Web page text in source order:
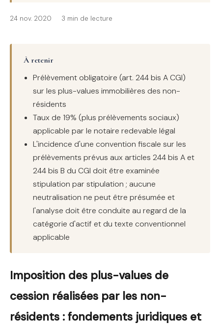
24 nov. 2020 3 min de lecture
À retenir
Prélèvement obligatoire (art. 244 bis A CGI)
sur les plus-values immobilières des non-
résidents
Taux de 19% (plus prélèvements sociaux)
applicable par le notaire redevable légal
L'incidence d'une convention fiscale sur les
prélèvements prévus aux articles 244 bis A et
244 bis B du CGI doit être examinée
stipulation par stipulation ; aucune
neutralisation ne peut être présumée et
l'analyse doit être conduite au regard de la
catégorie d'actif et du texte conventionnel
applicable
Imposition des plus-values de
cession réalisées par les non-
résidents : fondements juridiques et